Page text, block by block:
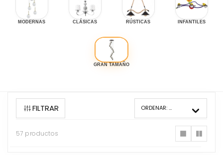
MODERNAS CLÁSICAS RÚSTICAS INFANTILES
GRAN TAMAÑO
FILTRAR ORDENAR:
MÁS VENDIDOS
57 productos